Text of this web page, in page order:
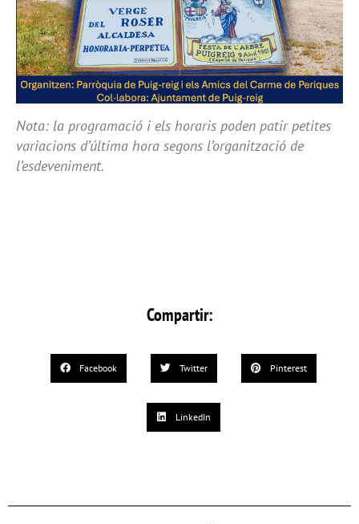
Nota: la programació i els horaris poden patir petites
variacions d’última hora segons l’organització de
l’esdeveniment.
Compartir:
Facebook Twitter Pinterest
LinkedIn